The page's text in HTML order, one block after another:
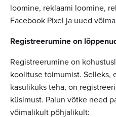
loomine, reklaami loomine,
Facebook Pixel ja uued
Registreerumine on
Registreerumine on
koolituse toimumist. Selleks,
kasulikuks teha, on
küsimust. Palun võtke need
võimalikult põhjalikult: